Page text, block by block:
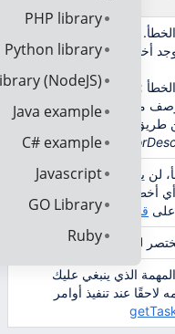
PHP library
Python library
(NodeJS)
Java example
C# example
Javascript
GO Library
Ruby
أخطاء، تمت العملية
>0
عبارة عن كود خطأ
مختصر يمكن الاطلاع
طريق
errorCode
لن يتم تضمين كود خطأإذا
أي أخطاء عن الطلب. يُرجى
على قائمة الأخطاء للمراجعة.
للخطأ
الذي ينبغي عليك
لاحقًا عند تنفيذ أوامر